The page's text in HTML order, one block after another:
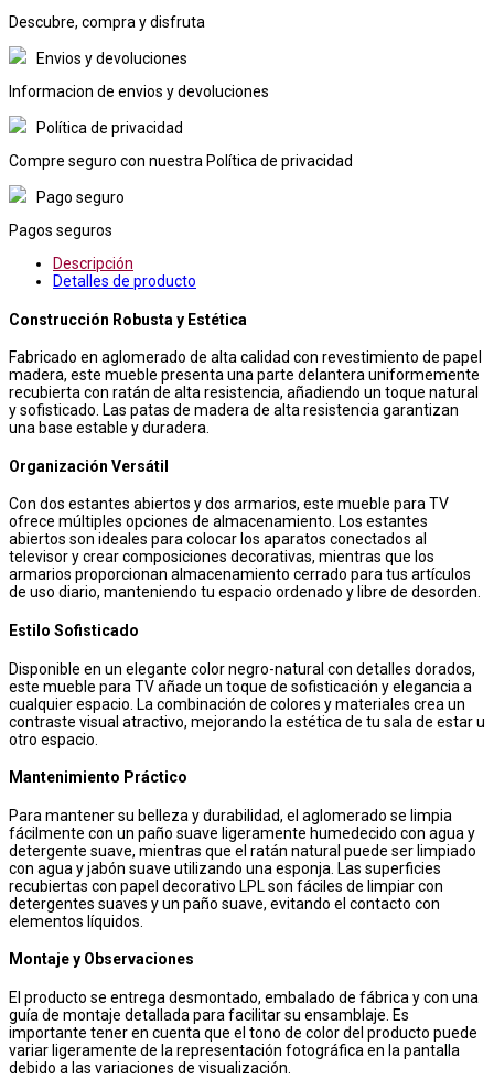
Descubre, compra y disfruta
Envios y devoluciones
Informacion de envios y devoluciones
Política de privacidad
Compre seguro con nuestra Política de privacidad
Pago seguro
Pagos seguros
Descripción
Detalles de producto
Construcción Robusta y Estética
Fabricado en aglomerado de alta calidad con revestimiento de papel
madera, este mueble presenta una parte delantera uniformemente
recubierta con ratán de alta resistencia, añadiendo un toque natural
y sofisticado. Las patas de madera de alta resistencia garantizan
una base estable y duradera.
Organización Versátil
Con dos estantes abiertos y dos armarios, este mueble para TV
ofrece múltiples opciones de almacenamiento. Los estantes
abiertos son ideales para colocar los aparatos conectados al
televisor y crear composiciones decorativas, mientras que los
armarios proporcionan almacenamiento cerrado para tus artículos
de uso diario, manteniendo tu espacio ordenado y libre de desorden.
Estilo Sofisticado
Disponible en un elegante color negro-natural con detalles dorados,
este mueble para TV añade un toque de sofisticación y elegancia a
cualquier espacio. La combinación de colores y materiales crea un
contraste visual atractivo, mejorando la estética de tu sala de estar u
otro espacio.
Mantenimiento Práctico
Para mantener su belleza y durabilidad, el aglomerado se limpia
fácilmente con un paño suave ligeramente humedecido con agua y
detergente suave, mientras que el ratán natural puede ser limpiado
con agua y jabón suave utilizando una esponja. Las superficies
recubiertas con papel decorativo LPL son fáciles de limpiar con
detergentes suaves y un paño suave, evitando el contacto con
elementos líquidos.
Montaje y Observaciones
El producto se entrega desmontado, embalado de fábrica y con una
guía de montaje detallada para facilitar su ensamblaje. Es
importante tener en cuenta que el tono de color del producto puede
variar ligeramente de la representación fotográfica en la pantalla
debido a las variaciones de visualización.